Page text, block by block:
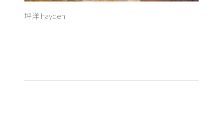
坪洋 hayden